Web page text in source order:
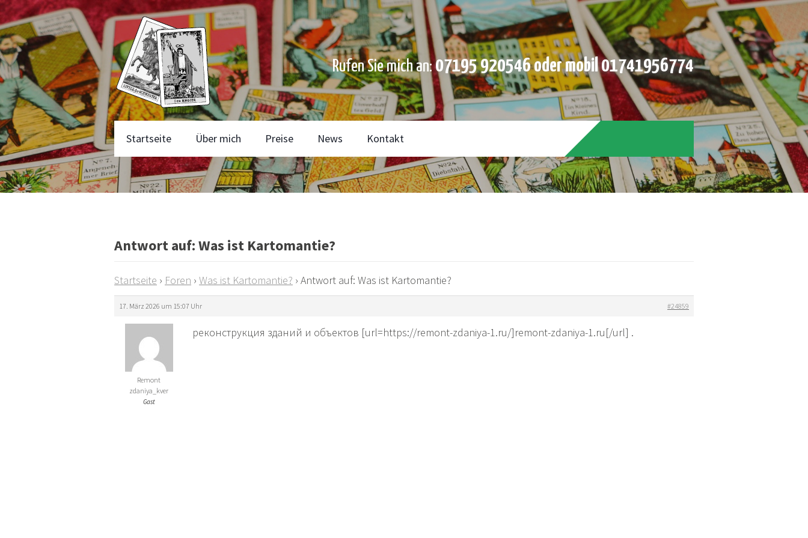
Rufen Sie mich an:07195 920546 oder mobil 01741956774
Startseite Über mich Preise News Kontakt
Antwort auf: Was ist Kartomantie?
Startseite › Foren › Was ist Kartomantie? › Antwort auf: Was ist Kartomantie?
17. März 2026 um 15:07 Uhr #24859
Remont
zdaniya_kver
Gast
реконструкция зданий и объектов [url=https://remont-zdaniya-1.ru/]remont-zdaniya-1.ru[/url] .